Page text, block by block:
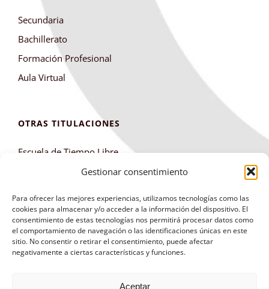
Gestionar consentimiento
Para ofrecer las mejores experiencias, utilizamos tecnologías como las
cookies para almacenar y/o acceder a la información del dispositivo. El
consentimiento de estas tecnologías nos permitirá procesar datos como
el comportamiento de navegación o las identificaciones únicas en este
sitio. No consentir o retirar el consentimiento, puede afectar
negativamente a ciertas características y funciones.
Aceptar
Secundaria
Bachillerato
Formación Profesional
Aula Virtual
OTRAS TITULACIONES
Escuela de Tiempo Libre
Club de Montaña